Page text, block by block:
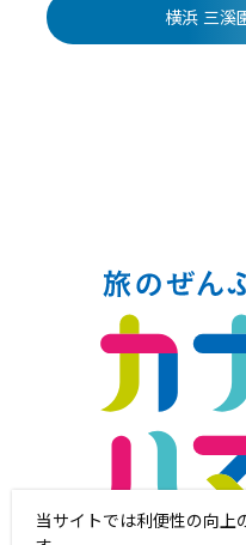
横浜 三溪
当サイトでは利便性の向上